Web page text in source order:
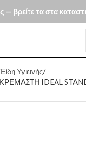
— βρείτε τα στα
Είδη Υγιεινής
IDEAL